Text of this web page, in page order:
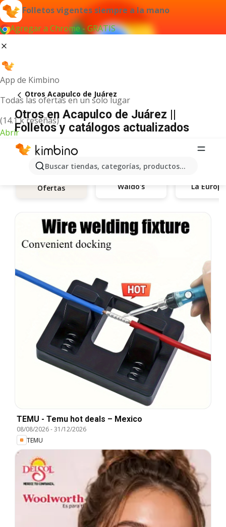
Folletos vigentes siempre a la mano
Agregar a Chrome - GRATIS
App de Kimbino
Todas las ofertas en un solo lugar
(14.1 k reseñas)
Abrir
Buscar tiendas, categorías, productos...
Otros Acapulco de Juárez
Otros en Acapulco de Juárez ||
Folletos y catálogos actualizados
Ofertas Waldo's La
TEMU - Temu hot deals – Mexico
08/08/2026-31/12/2026
TEMU